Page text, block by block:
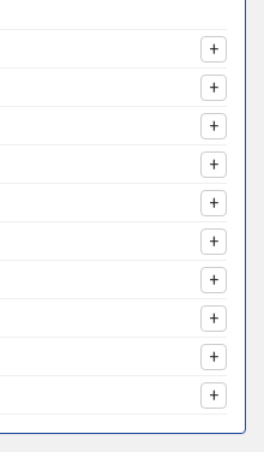
+
+
+
+
+
+
+
+
+
+